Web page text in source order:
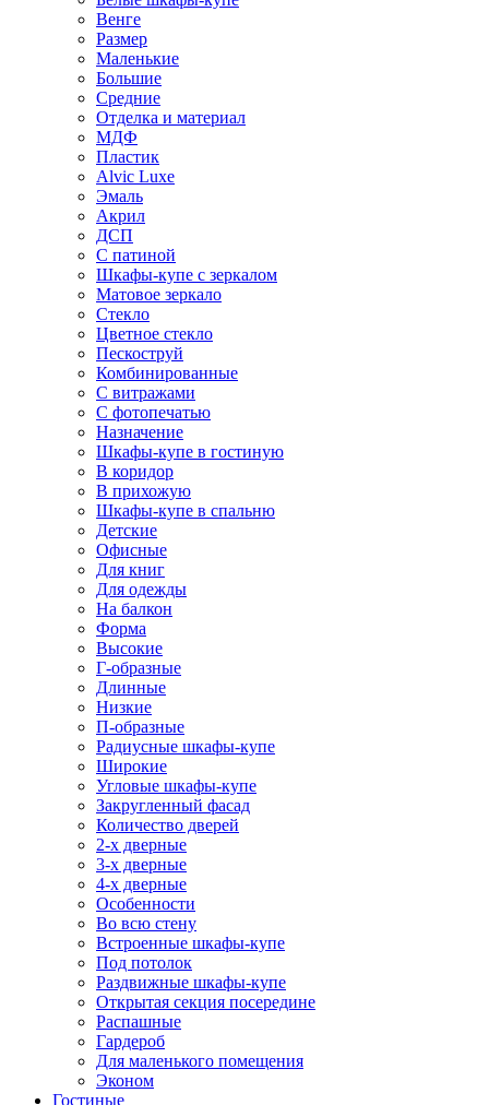
Венге
Размер
Маленькие
Большие
Средние
Отделка и материал
МДФ
Пластик
Alvic Luxe
Эмаль
Акрил
ДСП
С патиной
Шкафы-купе с зеркалом
Матовое зеркало
Стекло
Цветное стекло
Пескоструй
Комбинированные
С витражами
С фотопечатью
Назначение
Шкафы-купе в гостиную
В коридор
В прихожую
Шкафы-купе в спальню
Детские
Офисные
Для книг
Для одежды
На балкон
Форма
Высокие
Г-образные
Длинные
Низкие
П-образные
Радиусные шкафы-купе
Широкие
Угловые шкафы-купе
Закругленный фасад
Количество дверей
2-х дверные
3-х дверные
4-х дверные
Особенности
Во всю стену
Встроенные шкафы-купе
Под потолок
Раздвижные шкафы-купе
Открытая секция посередине
Распашные
Гардероб
Для маленького помещения
Эконом
Гостиные